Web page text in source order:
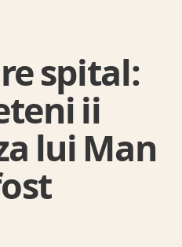
spital:
ii
lui Man